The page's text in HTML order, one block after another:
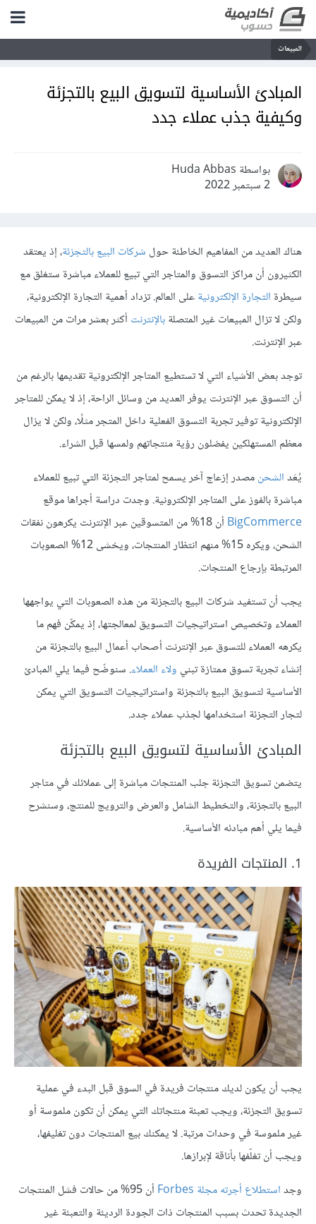
المبيعات
المبادئ الأساسية لتسويق البيع بالتجزئة
وكيفية جذب عملاء جدد
بواسطة Huda Abbas
2 سبتمبر 2022
هناك العديد من المفاهيم الخاطئة حول شركات البيع بالتجزئة، إذ يعتقد
الكثيرون أن مراكز التسوق والمتاجر التي تبيع للعملاء مباشرة ستغلق مع
سيطرة التجارة الإلكترونيةعلى العالم. تزداد أهمية التجارة الإلكترونية،
ولكن لا تزال المبيعات غير المتصلةبالإنترنت أكثر بعشر مرات من المبيعات
عبر الإنترنت.
توجد بعض الأشياء التي لا تستطيع المتاجر الإلكترونية تقديمها بالرغم من
أن التسوق عبر الإنترنت يوفر العديد من وسائل الراحة، إذ لا يمكن للمتاجر
الإلكترونية توفير تجربة التسوق الفعلية داخل المتجر مثلًا، ولكن لا يزال
معظم المستهلكين يفضلون رؤية منتجاتهم ولمسها قبل الشراء.
يُعَدالشحنمصدر إزعاج آخر يسمح لمتاجر التجزئة التي تبيع للعملاء
مباشرة بالفوز على المتاجر الإلكترونية. وجدت دراسة أجراها موقع
BigCommerce
أن 18% من المتسوقين عبر الإنترنت يكرهون نفقات
الشحن، ويكره 15% منهم انتظار المنتجات، ويخشى 12% الصعوبات
المرتبطة بإرجاع المنتجات.
يجب أن تستفيد شركات البيع بالتجزئة من هذه الصعوبات التي يواجهها
العملاء وتخصيص استراتيجيات التسويق لمعالجتها، إذ يمكّن فهم ما
يكرهه العملاء للتسوق عبر الإنترنت أصحاب أعمال البيع بالتجزئة من
إنشاء تجربة تسوق ممتازة تبني ولاء العملاء. سنوضّح فيما يلي المبادئ
الأساسية لتسويق البيع بالتجزئة واستراتيجيات التسويق التي يمكن
لتجار التجزئة استخدامها لجذب عملاء جدد.
المبادئ الأساسية لتسويق البيع بالتجزئة
يتضمن تسويق التجزئة جلب المنتجات مباشرة إلى عملائك في متاجر
البيع بالتجزئة، والتخطيط الشامل والعرض والترويج للمنتج، وسنشرح
فيما يلي أهم مبادئه الأساسية.
1. المنتجات الفريدة
يجب أن يكون لديك منتجات فريدة في السوق قبل البدء في عملية
تسويق التجزئة، ويجب تعبئة منتجاتك التي يمكن أن تكون ملموسة أو
غير ملموسة في وحدات مرتبة. لا يمكنك بيع المنتجات دون تغليفها،
ويجب أن تغلّفها بأناقة لإبرازها.
وجداستطلاع أجرته مجلة Forbes
أن 95% من حالات فشل المنتجات
الجديدة تحدث بسبب المنتجات ذات الجودة الرديئة والتعبئة غير